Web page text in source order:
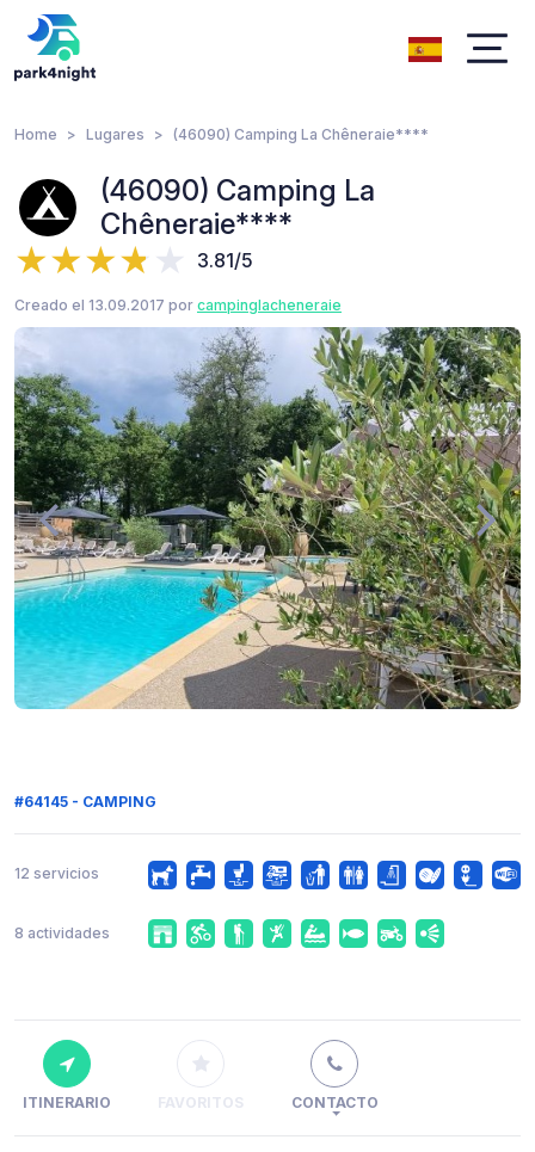
Home Lugares (46090) Camping La Chêneraie****
(46090) Camping La
Chêneraie****
3.81/5
Creado el 13.09.2017 por campinglacheneraie
#64145 - CAMPING
12 servicios
8 actividades
ITINERARIO FAVORITOS CONTACTO